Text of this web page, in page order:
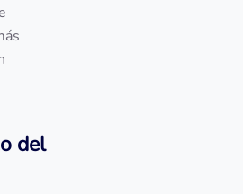
del